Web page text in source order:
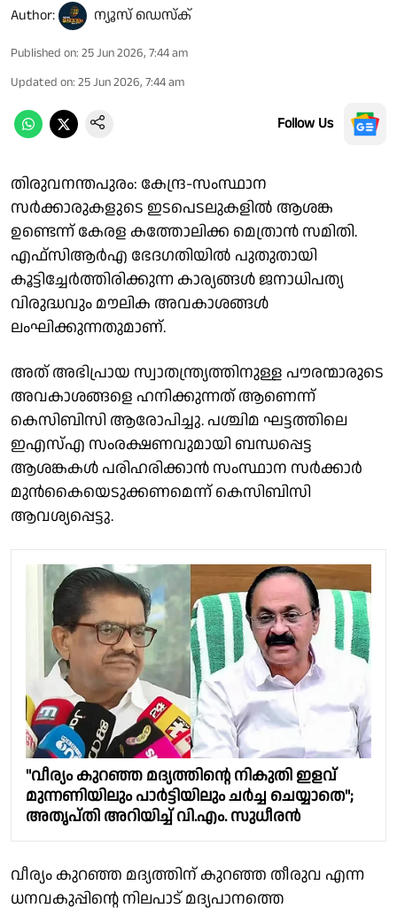
Author: ന്യൂസ് ഡെസ്ക്
Published on: 25 Jun 2026, 7:44 am
Updated on: 25 Jun 2026, 7:44 am
Follow Us
തിരുവനന്തപുരം: കേന്ദ്ര-സംസ്ഥാന
സർക്കാരുകളുടെ ഇടപെടലുകളിൽ ആശങ്ക
ഉണ്ടെന്ന് കേരള കത്തോലിക്ക മെത്രാൻ സമിതി.
എഫ്സിആർഎ ഭേദഗതിയിൽ പുതുതായി
കൂട്ടിച്ചേർത്തിരിക്കുന്ന കാര്യങ്ങൾ ജനാധിപത്യ
വിരുദ്ധവും മൗലിക അവകാശങ്ങൾ
ലംഘിക്കുന്നതുമാണ്.
അത് അഭിപ്രായ സ്വാതന്ത്ര്യത്തിനുള്ള പൗരന്മാരുടെ
അവകാശങ്ങളെ ഹനിക്കുന്നത് ആണെന്ന്
കെസിബിസി ആരോപിച്ചു. പശ്ചിമ ഘട്ടത്തിലെ
ഇഎസ്എ സംരക്ഷണവുമായി ബന്ധപ്പെട്ട
ആശങ്കകൾ പരിഹരിക്കാൻ സംസ്ഥാന സർക്കാർ
മുൻകൈയെടുക്കണമെന്ന് കെസിബിസി
ആവശ്യപ്പെട്ടു.
"വീര്യം കുറഞ്ഞ മദ്യത്തിന്റെ നികുതി ഇളവ്
മുന്നണിയിലും പാർട്ടിയിലും ചർച്ച ചെയ്യാതെ";
അതൃപ്തി അറിയിച്ച് വി.എം. സുധീരൻ
വീര്യം കുറഞ്ഞ മദ്യത്തിന് കുറഞ്ഞ തീരുവ എന്ന
ധനവകുപ്പിൻ്റെ നിലപാട് മദ്യപാനത്തെ